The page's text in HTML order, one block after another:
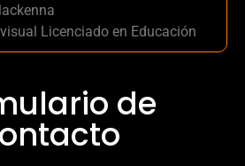
Licenciado en Educación
de